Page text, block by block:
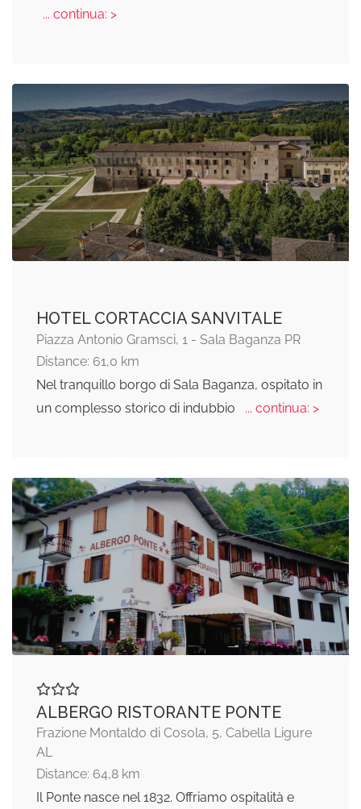
... continua: >
HOTEL CORTACCIA SANVITALE
Piazza Antonio Gramsci, 1 - Sala Baganza PR
Distance: 61,0 km
Nel tranquillo borgo di Sala Baganza, ospitato in
un complesso storico di indubbio
... continua: >
ALBERGO RISTORANTE PONTE
Frazione Montaldo di Cosola, 5, Cabella Ligure
AL
Distance: 64,8 km
Il Ponte nasce nel 1832. Offriamo ospitalità e